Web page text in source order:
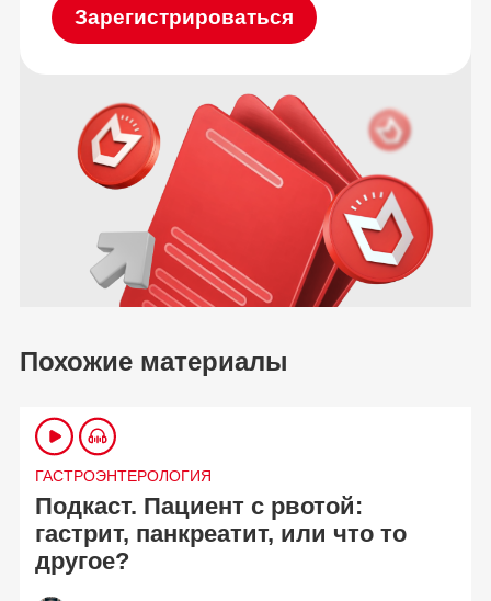
Зарегистрироваться
Похожие материалы
ГАСТРОЭНТЕРОЛОГИЯ
Подкаст. Пациент с рвотой:
гастрит, панкреатит, или что то
другое?